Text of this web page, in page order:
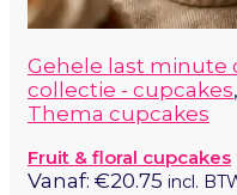
Gehele last minute
collectie - cupcakes,
Thema cupcakes
Fruit & floral cupcakes
Vanaf: €20.75 incl.